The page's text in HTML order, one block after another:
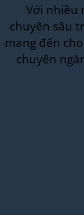
Với nhiều
chuyên sâu
mang đến
chuyên